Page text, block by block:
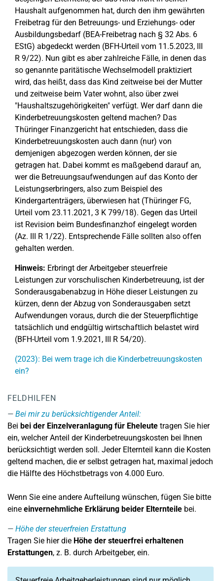
Haushalt aufgenommen hat, durch den ihm gewährten
Freibetrag für den Betreuungs- und Erziehungs- oder
Ausbildungsbedarf (BEA-Freibetrag nach § 32 Abs. 6
EStG) abgedeckt werden (BFH-Urteil vom 11.5.2023, III
R 9/22). Nun gibt es aber zahlreiche Fälle, in denen das
so genannte paritätische Wechselmodell praktiziert
wird, das heißt, dass das Kind zeitweise bei der Mutter
und zeitweise beim Vater wohnt, also über zwei
"Haushaltszugehörigkeiten" verfügt. Wer darf dann die
Kinderbetreuungskosten geltend machen? Das
Thüringer Finanzgericht hat entschieden, dass die
Kinderbetreuungskosten auch dann (nur) von
demjenigen abgezogen werden können, der sie
getragen hat. Dabei kommt es maßgebend darauf an,
wer die Betreuungsaufwendungen auf das Konto der
Leistungserbringers, also zum Beispiel des
Kindergartenträgers, überwiesen hat (Thüringer FG,
Urteil vom 23.11.2021, 3 K 799/18). Gegen das Urteil
ist Revision beim Bundesfinanzhof eingelegt worden
(Az. III R 1/22). Entsprechende Fälle sollten also offen
gehalten werden.
Hinweis: Erbringt der Arbeitgeber steuerfreie
Leistungen zur vorschulischen Kinderbetreuung, ist der
Sonderausgabenabzug in Höhe dieser Leistungen zu
kürzen, denn der Abzug von Sonderausgaben setzt
Aufwendungen voraus, durch die der Steuerpflichtige
tatsächlich und endgültig wirtschaftlich belastet wird
(BFH-Urteil vom 1.9.2021, III R 54/20).
(2023): Bei wem trage ich die Kinderbetreuungskosten
ein?
FELDHILFEN
Bei mir zu berücksichtigender Anteil:
Bei bei der Einzelveranlagung für Eheleute tragen Sie hier
ein, welcher Anteil der Kinderbetreuungskosten bei Ihnen
berücksichtigt werden soll. Jeder Elternteil kann die Kosten
geltend machen, die er selbst getragen hat, maximal jedoch
die Hälfte des Höchstbetrags von 4.000 Euro.
Wenn Sie eine andere Aufteilung wünschen, fügen Sie bitte
eine einvernehmliche Erklärung beider Elternteile bei.
Höhe der steuerfreien Erstattung
Tragen Sie hier die Höhe der steuerfrei erhaltenen
Erstattungen, z. B. durch Arbeitgeber, ein.